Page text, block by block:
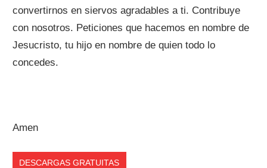
convertirnos en siervos agradables a ti. Contribuye
con nosotros. Peticiones que hacemos en nombre de
Jesucristo, tu hijo en nombre de quien todo lo
concedes.
Amen
DESCARGAS GRATUITAS